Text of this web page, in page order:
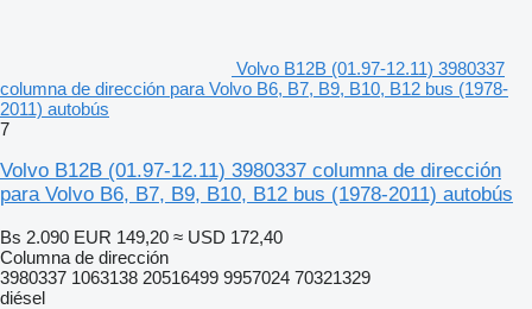
Volvo B12B (01.97-12.11) 3980337
columna de dirección para Volvo B6, B7, B9, B10, B12 bus (1978-
2011) autobús
7
Volvo B12B (01.97-12.11) 3980337 columna de dirección
para Volvo B6, B7, B9, B10, B12 bus (1978-2011) autobús
Bs 2.090 EUR 149,20 ≈ USD 172,40
Columna de dirección
3980337 1063138 20516499 9957024 70321329
diésel